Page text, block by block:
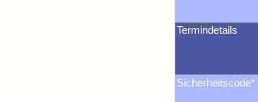
Termindetails
Sicherheitscode*